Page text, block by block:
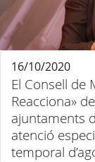
El Consell de
Reacciona»
ajuntaments
atenció
temporal
16/10/2020